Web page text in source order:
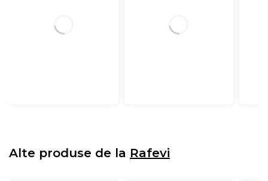
Alte produse de la Rafevi